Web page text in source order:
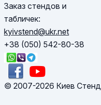
Заказ стендов и
табличек:
kyivstend@ukr.net
+38 (050) 542-80-38
© 2007-2026 Киев Стенд